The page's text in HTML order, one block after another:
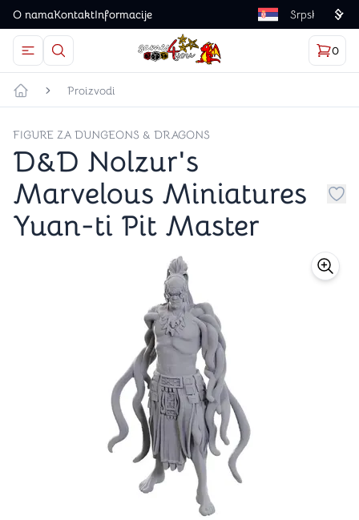
O namaKontaktInformacije Language
Otvorite meni
Dugme u obliku lupe predstavlja ikonicu za
Games4you logo
0
Početna strana
Proizvodi
FIGURE ZA DUNGEONS & DRAGONS
D&D Nolzur's
Marvelous Miniatures
Yuan-ti Pit Master